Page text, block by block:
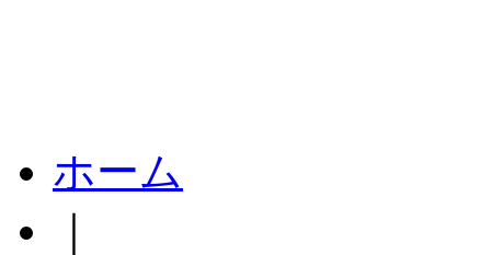
ホーム